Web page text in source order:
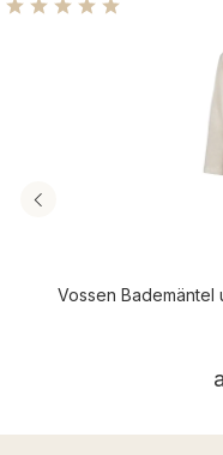
Durchschnittliche
Vossen Bademäntel